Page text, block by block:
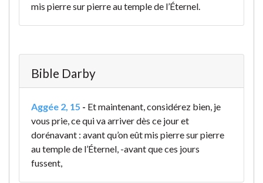
mis pierre sur pierre au temple de l’Éternel.
Bible Darby
Aggée 2, 15 - Et maintenant, considérez bien, je
vous prie, ce qui va arriver dès ce jour et
dorénavant : avant qu’on eût mis pierre sur pierre
au temple de l’Éternel, -avant que ces jours
fussent,